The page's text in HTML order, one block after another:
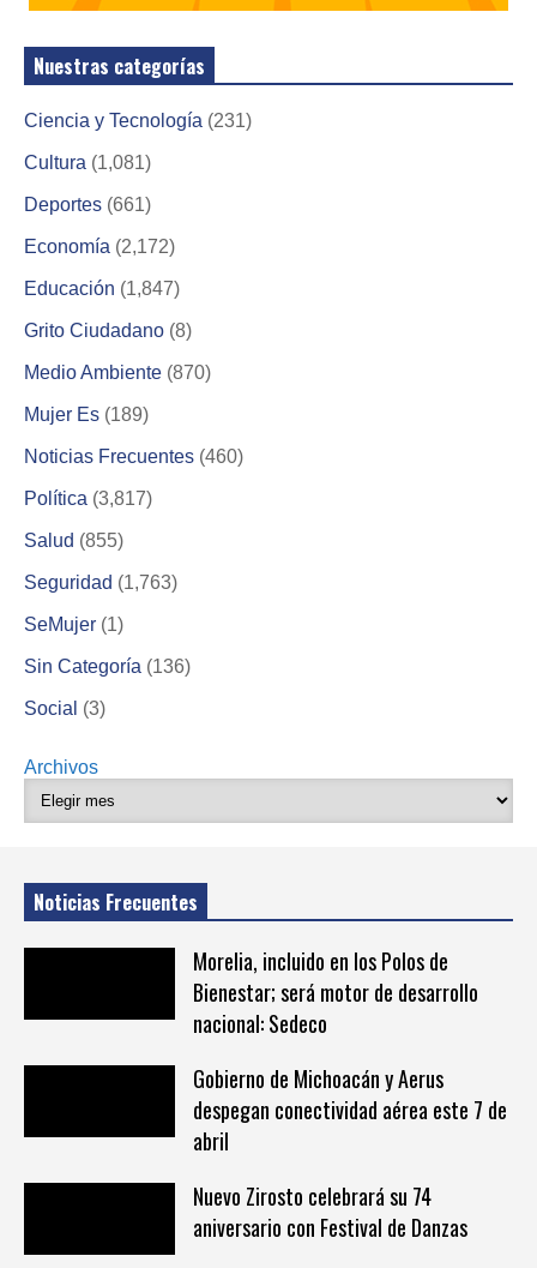
Nuestras categorías
Ciencia y Tecnología (231)
Cultura (1,081)
Deportes (661)
Economía (2,172)
Educación (1,847)
Grito Ciudadano (8)
Medio Ambiente (870)
Mujer Es (189)
Noticias Frecuentes (460)
Política (3,817)
Salud (855)
Seguridad (1,763)
SeMujer (1)
Sin Categoría (136)
Social (3)
Archivos
Noticias Frecuentes
Morelia, incluido en los Polos de
Bienestar; será motor de desarrollo
nacional: Sedeco
Gobierno de Michoacán y Aerus
despegan conectividad aérea este 7 de
abril
Nuevo Zirosto celebrará su 74
aniversario con Festival de Danzas